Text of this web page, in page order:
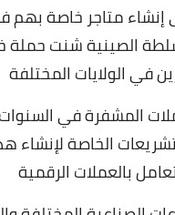
متاجر خاصة بهم
الصينية شنت
في الولايات المختلفة
المشفرة في
الخاصة لإنشاء
بالعملات الرقمية